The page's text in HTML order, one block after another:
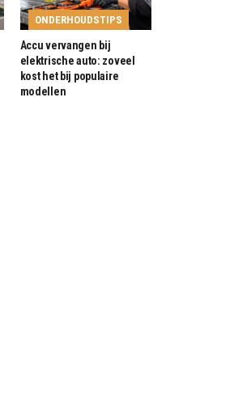
ONDERHOUDSTIPS
Accu vervangen bij
elektrische auto: zoveel
kost het bij populaire
modellen